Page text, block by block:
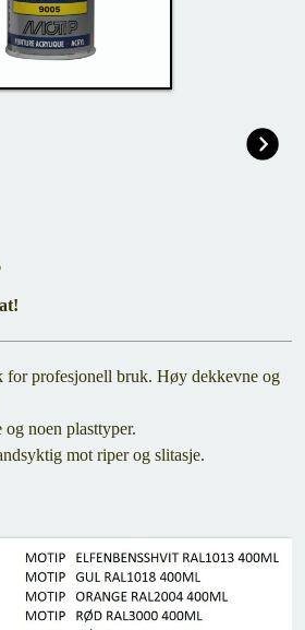
profesjonell bruk. Høy dekkevne og
noen plasttyper.
mot riper og slitasje.